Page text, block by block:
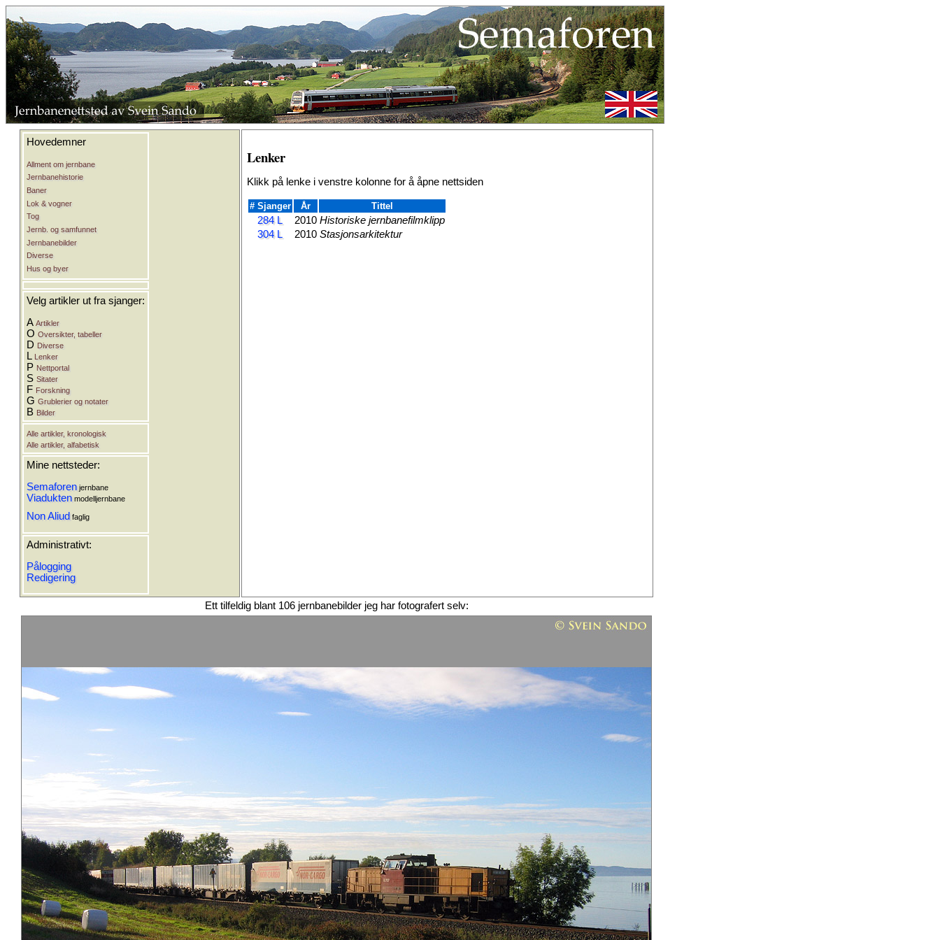
Hovedemner
Allment om jernbane
Jernbanehistorie
Baner
Lok & vogner
Tog
Jernb. og samfunnet
Jernbanebilder
Diverse
Hus og byer
Velg artikler ut fra sjanger:
AArtikler
OOversikter, tabeller
D Diverse
L Lenker
P Nettportal
SSitater
F Forskning
GGrublerier og notater
B Bilder
Alle artikler, kronologisk
Alle artikler, alfabetisk
Mine nettsteder:
Semaforen jernbane
Viadukten modelljernbane
Non Aliud faglig
Administrativt:
Pålogging
Redigering
Lenker
Klikk på lenke i venstre kolonne for å åpne nettsiden
# Sjanger År Tittel
284 L 2010 Historiske jernbanefilmklipp
304 L
2010 Stasjonsarkitektur
Ett tilfeldig blant 106 jernbanebilder jeg har fotografert selv: